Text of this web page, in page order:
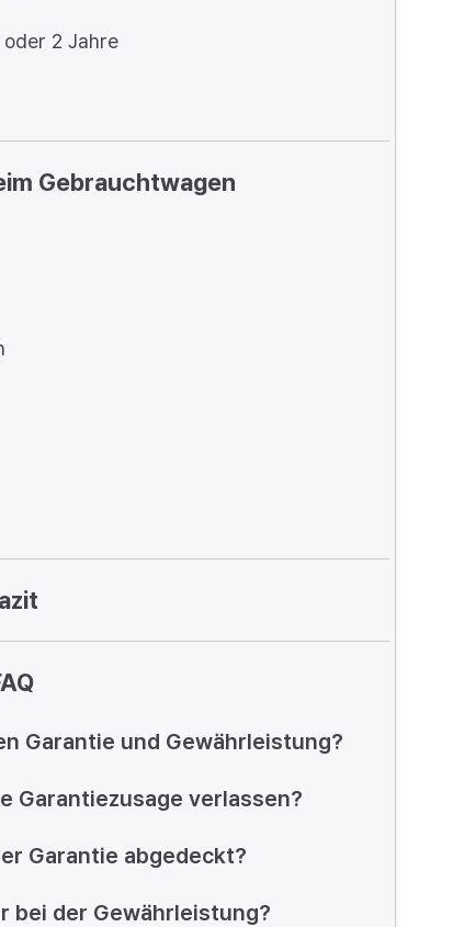
2 Jahre
Gebrauchtwagen
Garantie und Gewährleistung?
Garantiezusage verlassen?
Garantie abgedeckt?
bei der Gewährleistung?